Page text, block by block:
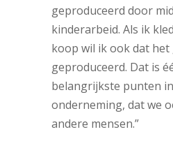
geproduceerd door
kinderarbeid. Als ik
koop wil ik ook dat het
geproduceerd. Dat is
belangrijkste punten
onderneming, dat we
andere mensen.”